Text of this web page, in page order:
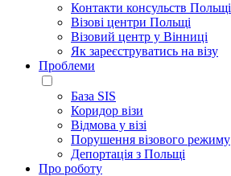
Контакти консульств Польщі
Візові центри Польщі
Візовий центр у Вінниці
Як зареєструватись на візу
Проблеми
База SIS
Коридор візи
Відмова у візі
Порушення візового режиму
Депортація з Польщі
Про роботу